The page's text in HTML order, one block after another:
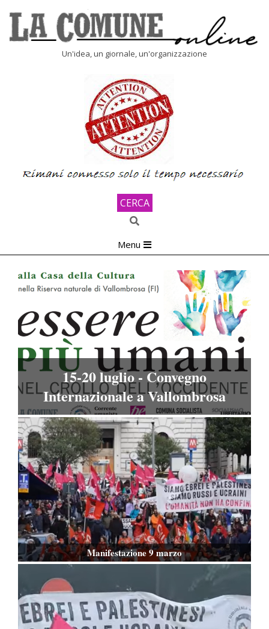
content
Un'idea, un giornale, un'organizzazione
CERCA
Search
Navigation
Menu
Menu
15-20 luglio - Convegno
Internazionale a Vallombrosa
Manifestazione 9 marzo